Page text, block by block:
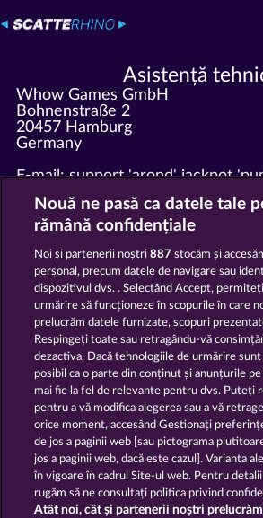
Asistență
Whow Games GmbH
Bohnenstraße 2
20457 Hamburg
Germany
E-mail: support 'arond' jackpot
Telefon: +49 '0'40 609 4372 30
Fax: +49 '0'40 609 4372 31
Trimite toate cererile interesante
marketing 'at' whow 'dot' net!
Înregistrat la Amtsgericht
Director general: Giovanni
ID fiscal: DE294031346
Termeni și
Declarație de
Asistență tehnică
Întrebări
Nouă ne pasă ca datele tale
rămână confidențiale
Noi și partenerii noștri887 stocăm și
personal, precum datele de navigare sau
dispozitivul dvs. . Selectând Accept,
urmărire să funcționeze în scopurile în care
prelucrăm datele furnizate, scopuri
Respingeți toate sau retragându-vă
dezactiva. Dacă tehnologiile de urmărire
posibil ca o parte din conținut și anunțurile
mai fie la fel de relevante pentru dvs. Puteți
pentru a vă modifica alegerea sau a vă
orice moment, accesând Gestionați
de jos a paginii web [sau pictograma
jos a paginii web, dacă este cazul]. Varianta
în vigoare în cadrul Site-ul web. Pentru
rugăm să ne consultați politica privind
Atât noi, cât și partenerii noștri